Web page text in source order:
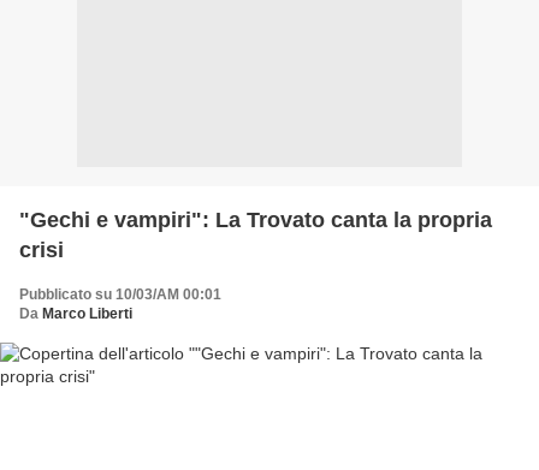
"Gechi e vampiri": La Trovato canta la propria
crisi
Pubblicato su 10/03/AM 00:01
Da Marco Liberti